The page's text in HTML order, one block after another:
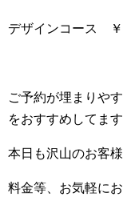
デザインコース
ご予約が埋まりや
をおすすめしてます
本日も沢山のお客
料金等、お気軽に